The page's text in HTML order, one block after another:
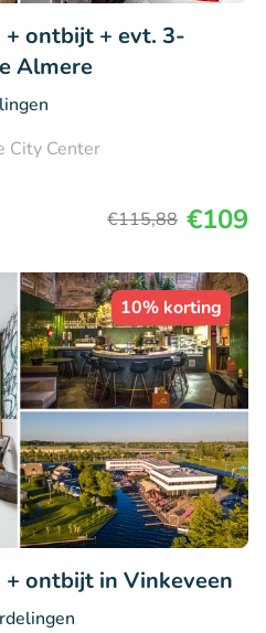
ontbijt + evt. 3-
Almere
City Center
€115,88 €109
10% korting
ontbijt in Vinkeveen